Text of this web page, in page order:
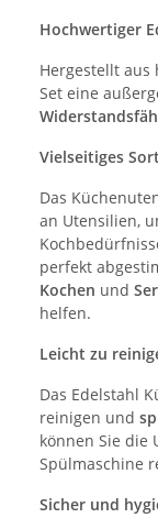
Hochwertiger
Hergestellt aus
Set eine
Vielseitiges
Das
an Utensilien,
perfekt
Kochen und
helfen.
Leicht zu
Das Edelstahl
reinigen und
können Sie die
Spülmaschine
Sicher und